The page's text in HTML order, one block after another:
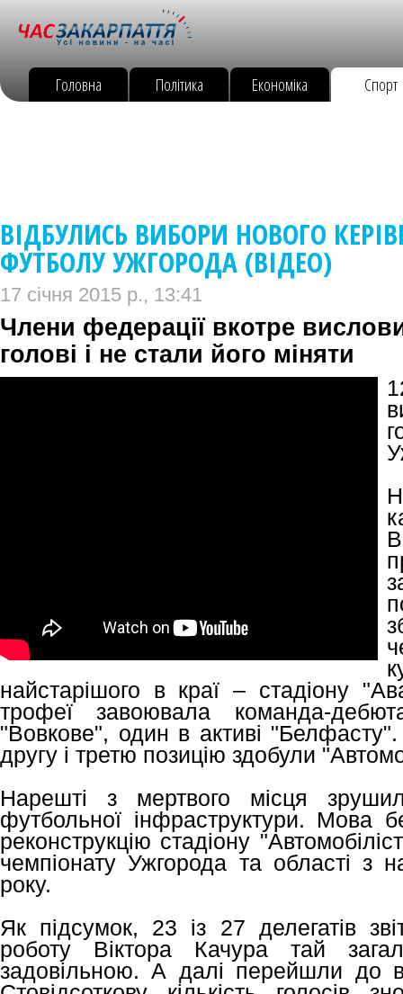
Головна Політика Економіка Спорт
ВІДБУЛИСЬ ВИБОРИ НОВОГО
ФУТБОЛУ УЖГОРОДА (ВІДЕО)
17 січня 2015 р., 13:41
Члени федерації вкотре
голові і не стали його міняти
найстарішого в краї – стадіону
трофеї завоювала команда-
"Вовкове", один в активі "Белфасту".
другу і третю позицію здобули
Нарешті з мертвого місця
футбольної інфраструктури. Мова
реконструкцію стадіону
чемпіонату Ужгорода та області з
року.
Як підсумок, 23 із 27 делегатів
роботу Віктора Качура тай
задовільною. А далі перейшли до